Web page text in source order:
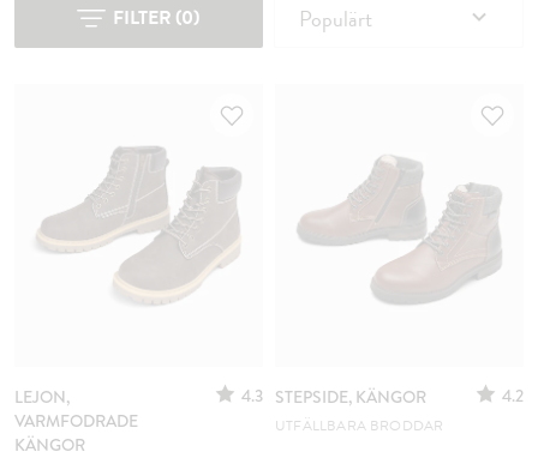
FILTER (0) Populärt
LEJON,
VARMFODRADE
KÄNGOR
4.3 STEPSIDE, KÄNGOR 4.2
UTFÄLLBARA BRODDAR